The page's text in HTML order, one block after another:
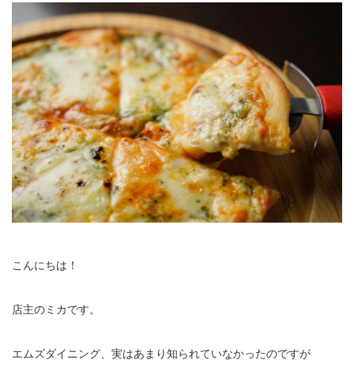
こんにちは！
店主のミカです。
エムズダイニング、実はあまり知られていなかったのですが